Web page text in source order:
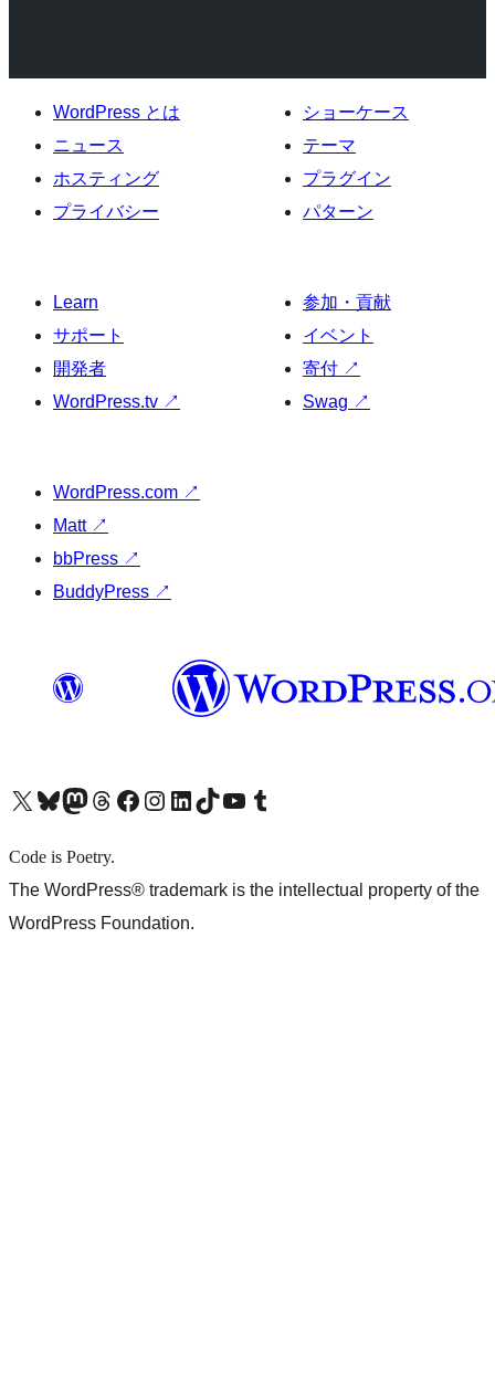
WordPress とは
ニュース
ホスティング
プライバシー
ショーケース
テーマ
プラグイン
パターン
Learn
サポート
開発者
WordPress.tv ↗
参加・貢献
イベント
寄付 ↗
Swag ↗
WordPress.com ↗
Matt ↗
bbPress ↗
BuddyPress ↗
X (旧 Twitter) アカウントへBluesky アカウントへMastodon アカウントへThreads アカウントへ Facebook ページへInstagram アカウントへ LinkedIn アカウントへTikTok アカウントへYouTube チャンネルへ Tumblr アカウントへ
Code is Poetry.
The WordPress® trademark is the intellectual property of the
WordPress Foundation.